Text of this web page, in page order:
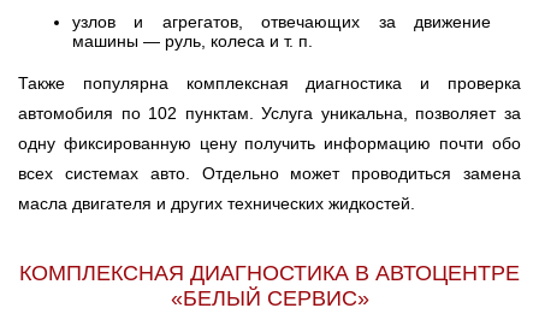
узлов и агрегатов, отвечающих за движение
машины — руль, колеса и т. п.
Также популярна комплексная диагностика и проверка
автомобиля по 102 пунктам. Услуга уникальна, позволяет за
одну фиксированную цену получить информацию почти обо
всех системах авто. Отдельно может проводиться замена
масла двигателя и других технических жидкостей.
КОМПЛЕКСНАЯ ДИАГНОСТИКА В АВТОЦЕНТРЕ
«БЕЛЫЙ СЕРВИС»